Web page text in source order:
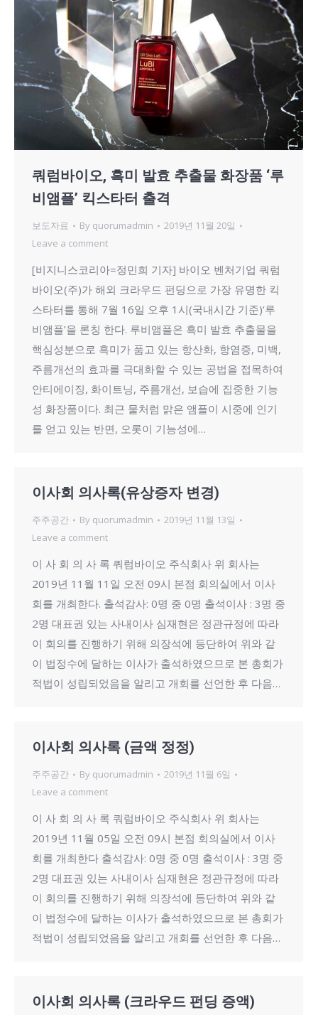
쿼럼바이오, 흑미 발효 추출물 화장품 ‘루
비앰플’ 킥스타터 출격
보도자료 By quorumadmin
2019년 11월 20일
Leave a comment
[비지니스코리아=정민희 기자] 바이오 벤처기업 쿼럼
바이오(주)가 해외 크라우드 펀딩으로 가장 유명한 킥
스타터를 통해 7월 16일 오후 1시(국내시간 기준)‘루
비앰플’을 론칭 한다. 루비앰플은 흑미 발효 추출물을
핵심성분으로 흑미가 품고 있는 항산화, 항염증, 미백,
주름개선의 효과를 극대화할 수 있는 공법을 접목하여
안티에이징, 화이트닝, 주름개선, 보습에 집중한 기능
성 화장품이다. 최근 물처럼 맑은 앰플이 시중에 인기
를 얻고 있는 반면, 오롯이 기능성에…
이사회 의사록(유상증자 변경)
주주공간 By quorumadmin
2019년 11월 13일
Leave a comment
이 사 회 의 사 록 쿼럼바이오 주식회사 위 회사는
2019년 11월 11일 오전 09시 본점 회의실에서 이사
회를 개최한다. 출석감사: 0명 중 0명 출석이사 : 3명 중
2명 대표권 있는 사내이사 심재현은 정관규정에 따라
이 회의를 진행하기 위해 의장석에 등단하여 위와 같
이 법정수에 달하는 이사가 출석하였으므로 본 총회가
적법이 성립되었음을 알리고 개회를 선언한 후 다음…
이사회 의사록 (금액 정정)
주주공간 By quorumadmin
2019년 11월 6일
Leave a comment
이 사 회 의 사 록 쿼럼바이오 주식회사 위 회사는
2019년 11월 05일 오전 09시 본점 회의실에서 이사
회를 개최한다 출석감사: 0명 중 0명 출석이사 : 3명 중
2명 대표권 있는 사내이사 심재현은 정관규정에 따라
이 회의를 진행하기 위해 의장석에 등단하여 위와 같
이 법정수에 달하는 이사가 출석하였으므로 본 총회가
적법이 성립되었음을 알리고 개회를 선언한 후 다음…
이사회 의사록 (크라우드 펀딩 증액)